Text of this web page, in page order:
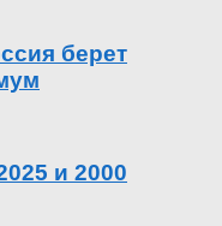
берет
и 2000